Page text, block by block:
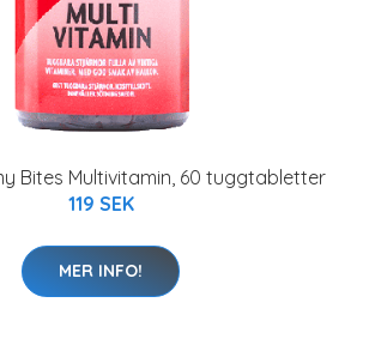
Bites Multivitamin, 60 tuggtabletter
119 SEK
MER INFO!